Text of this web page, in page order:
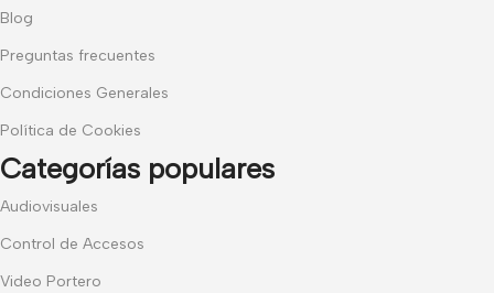
Blog
Preguntas frecuentes
Condiciones Generales
Política de Cookies
Categorías populares
Audiovisuales
Control de Accesos
Video Portero